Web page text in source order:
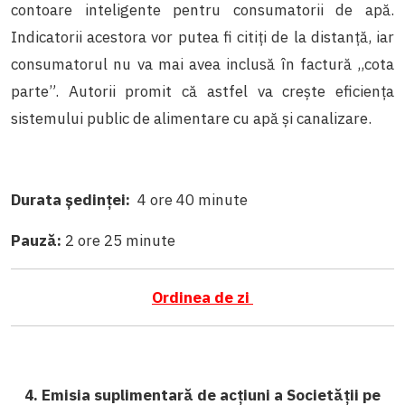
contoare inteligente pentru consumatorii de apă.
Indicatorii acestora vor putea fi citiți de la distanță, iar
consumatorul nu va mai avea inclusă în factură ,,cota
parte”. Autorii promit că astfel va crește eficiența
sistemului public de alimentare cu apă și canalizare.
Durata ședinței: 4 ore 40 minute
Pauză: 2 ore 25 minute
Ordinea de zi
4. Emisia suplimentară de acțiuni a Societății pe